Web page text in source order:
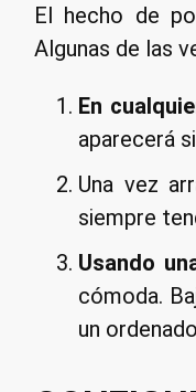
El hecho de
Algunas de las
En
aparecerá
Una vez
siempre
Usando
cómoda.
un